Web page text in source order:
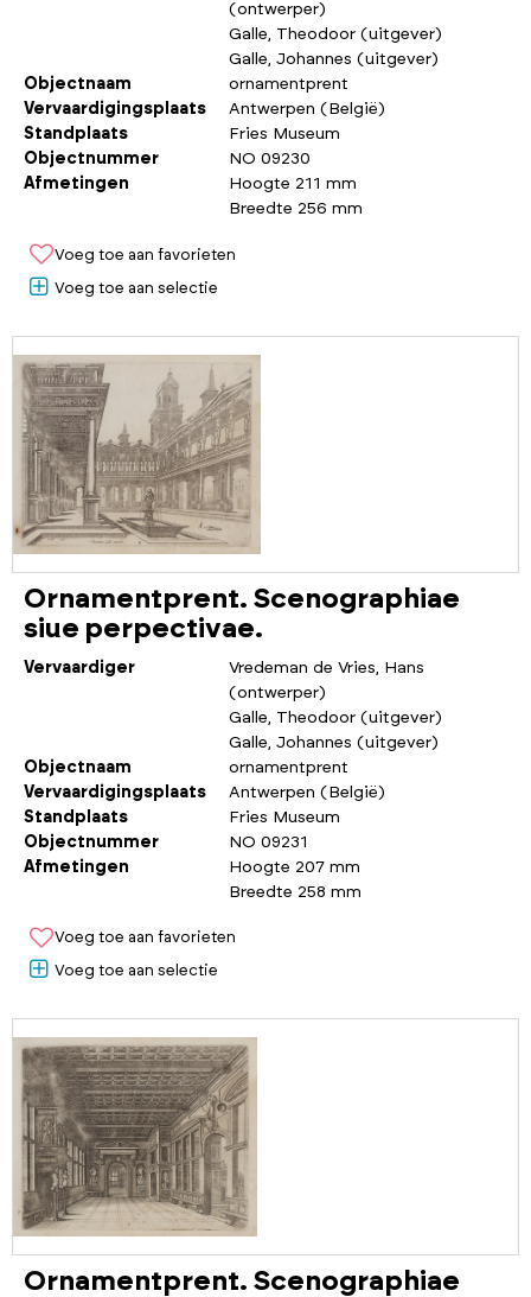
(ontwerper)
Galle, Theodoor (uitgever)
Galle, Johannes (uitgever)
Objectnaam
ornamentprent
Vervaardigingsplaats
Antwerpen (België)
Standplaats
Fries Museum
Objectnummer
NO 09230
Afmetingen
Hoogte 211 mm
Breedte 256 mm
Voeg toe aan favorieten
Voeg toe aan selectie
Ornamentprent. Scenographiae
siue perpectivae.
Vervaardiger
Vredeman de Vries, Hans
(ontwerper)
Galle, Theodoor (uitgever)
Galle, Johannes (uitgever)
Objectnaam
ornamentprent
Vervaardigingsplaats
Antwerpen (België)
Standplaats
Fries Museum
Objectnummer
NO 09231
Afmetingen
Hoogte 207 mm
Breedte 258 mm
Voeg toe aan favorieten
Voeg toe aan selectie
Ornamentprent. Scenographiae